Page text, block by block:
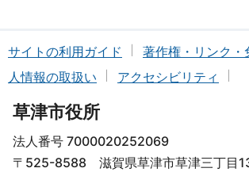
サイトの利用ガイド 著作権・リンク・
人情報の取扱い
アクセシビリティ
草津市役所
法人番号 7000020252069
〒525-8588 滋賀県草津市草津三丁目